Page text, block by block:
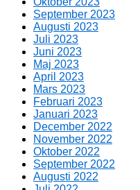
September 2023
Augusti 2023
Juli 2023
Juni 2023
Maj 2023
April 2023
Mars 2023
Februari 2023
Januari 2023
December 2022
November 2022
Oktober 2022
September 2022
Augusti 2022